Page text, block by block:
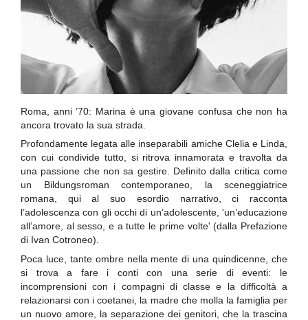
Roma, anni ’70: Marina è una giovane confusa che non ha
ancora trovato la sua strada.
Profondamente legata alle inseparabili amiche Clelia e Linda,
con cui condivide tutto, si ritrova innamorata e travolta da
una passione che non sa gestire. Definito dalla critica come
un Bildungsroman contemporaneo, la sceneggiatrice
romana, qui al suo esordio narrativo, ci racconta
l’adolescenza con gli occhi di un’adolescente, 'un’educazione
all’amore, al sesso, e a tutte le prime volte' (dalla Prefazione
di Ivan Cotroneo).
Poca luce, tante ombre nella mente di una quindicenne, che
si trova a fare i conti con una serie di eventi: le
incomprensioni con i compagni di classe e la difficoltà a
relazionarsi con i coetanei, la madre che molla la famiglia per
un nuovo amore, la separazione dei genitori, che la trascina